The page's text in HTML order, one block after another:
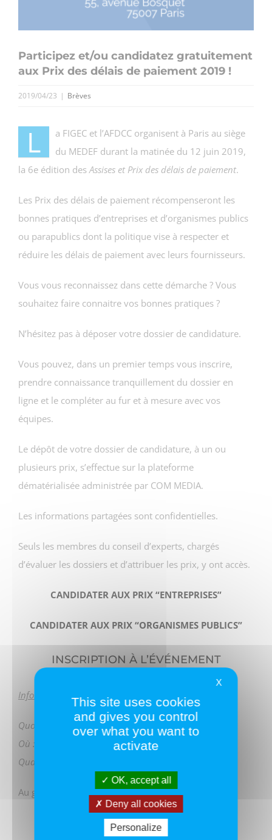
Participez et/ou candidatez gratuitement
aux Prix des délais de paiement 2019 !
2019/04/23 | Brèves
L
a FIGEC et l’AFDCC organisent à Paris au siège
du MEDEF durant la matinée du 12 juin 2019,
la 6e édition des Assises et Prix des délais de paiement.
Les Prix des délais de paiement récompenseront les
bonnes pratiques d’entreprises et d’organismes publics
ou parapublics dont la politique vise à respecter et
réduire les délais de paiement avec leurs fournisseurs.
Vous vous reconnaissez dans cette démarche ? Vous
souhaitez faire connaitre vos bonnes pratiques ?
N’hésitez pas à déposer votre dossier de candidature.
Vous pouvez, dans un premier temps vous inscrire,
prendre connaissance tranquillement du dossier en
ligne et le compléter au fur et à mesure avec vos
équipes.
Le dépôt de votre dossier de candidature, à un ou
plusieurs prix, s’effectue sur la plateforme
dématérialisée administrée par COM MEDIA.
Les informations partagées sont confidentielles.
Seuls les membres du conseil d’experts, chargés
d’évaluer les dossiers et d’attribuer les prix, y ont accès.
CANDIDATER AUX PRIX “ENTREPRISES”
CANDIDATER AUX PRIX “ORGANISMES PUBLICS”
INSCRIPTION À L’ÉVÉNEMENT
Informations pratiques
Quoi : Assises & Prix des Délais de Paiement 2019
Où : MEDEF – 55, avenue Bosquet – 75007 Paris
Quand : 12.06.2019 à partir de 8:00
Au grand plaisir de vous accueillir à cet événement !
X
This site uses cookies
and gives you control
over what you want to
activate
OK, accept all
Deny all cookies
Personalize